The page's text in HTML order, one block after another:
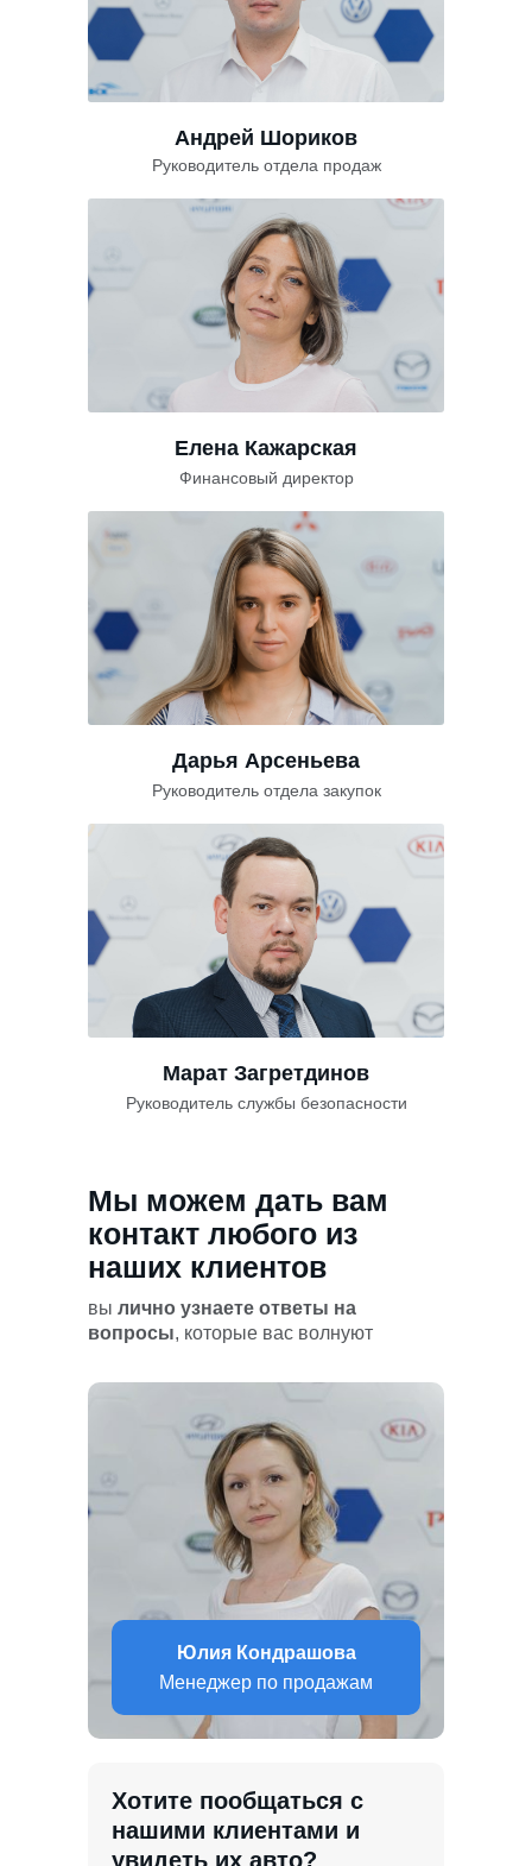
Андрей Шориков
Руководитель отдела продаж
Елена Кажарская
Финансовый директор
Дарья Арсеньева
Руководитель отдела закупок
Марат Загретдинов
Руководитель службы безопасности
Мы можем дать вам
контакт любого из
наших клиентов
вы лично узнаете ответы на
вопросы, которые вас волнуют
Хотите пообщаться с
нашими клиентами и
увидеть их авто?
Юлия Кондрашова
Менеджер по продажам